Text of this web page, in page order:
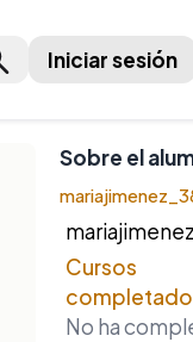
Iniciar sesión
Sobre el
mariajimenez_
Cursos
No ha